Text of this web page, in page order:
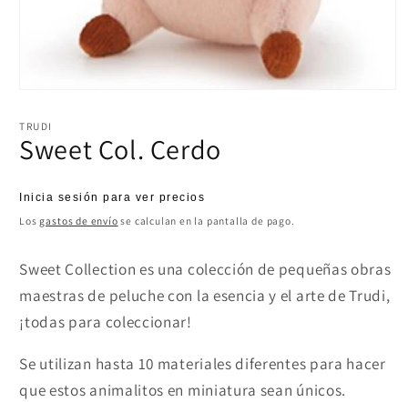
multimedia
en
una
modal
TRUDI
Sweet Col. Cerdo
Precio
habitual
Inicia sesión para ver precios
Losgastos de envío se calculan en la pantalla de pago.
Sweet Collection es una colección de pequeñas obras
maestras de peluche con la esencia y el arte de Trudi,
¡todas para coleccionar!
Se utilizan hasta 10 materiales diferentes para hacer
que estos animalitos en miniatura sean únicos.